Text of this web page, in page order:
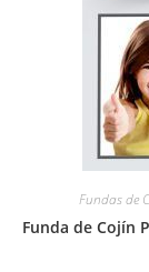
Fundas de
Funda de Cojín